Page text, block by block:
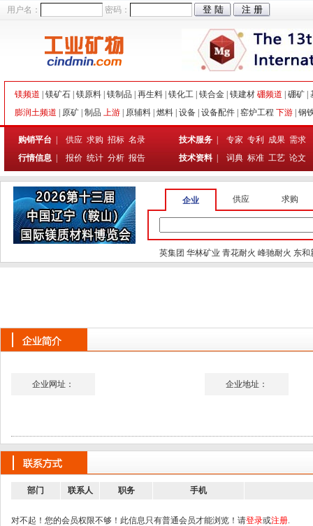
用户名： 密码：
镁频道 镁矿石 镁原料 镁制品 再生料 镁化工 镁合金 镁建材 硼频道 硼矿
膨润土频道
原矿 制品 上游 原辅料 燃料 设备 设备配件 窑炉工程 下游 钢
购销平台 供应 求购 招标 名录
行情信息
报价 统计 分析 报告
技术服务 专家 专利 成果 需求
技术资料
词典 标准 工艺 论文
企业 供应 求购
英集团 华林矿业 青花耐火 峰驰耐火 东和
企业网址： 企业地址：
部门 联系人 职务 手机
对不起！您的会员权限不够！此信息只有普通会员才能浏览！请登录或注册.